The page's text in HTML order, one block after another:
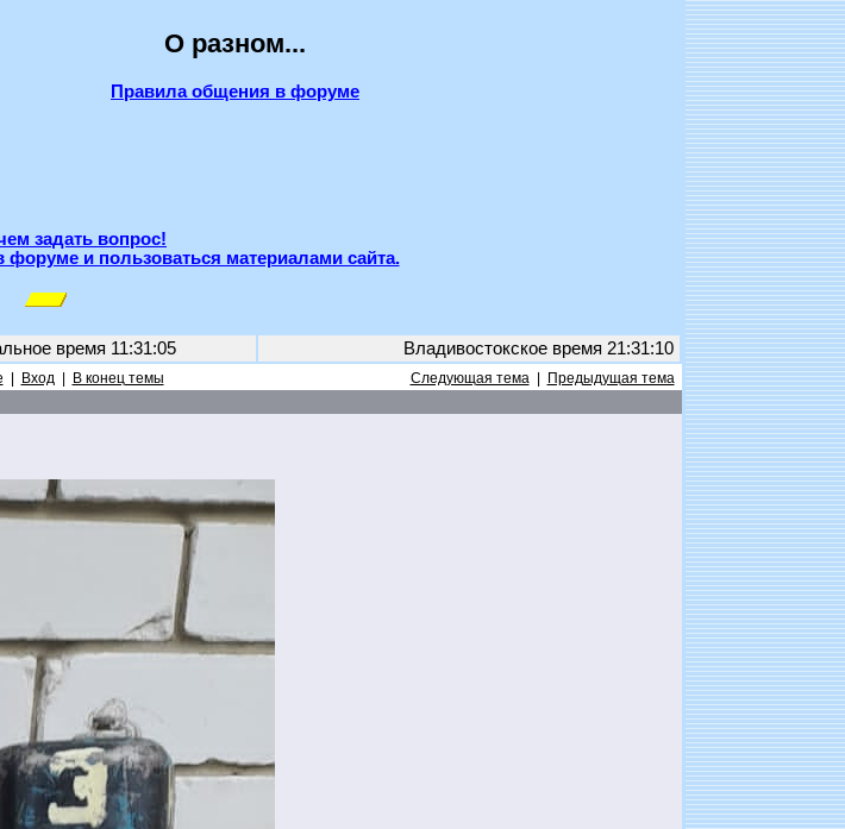
О разном...
Правила общения в форуме
задать вопрос!
форуме и пользоваться материалами сайта.
время 11:31:05 Владивостокское время 21:31:10
Вход| В конец темы Следующая тема|
Предыдущая тема